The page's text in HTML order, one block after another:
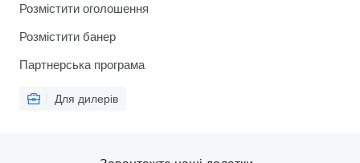
Розмістити оголошення
Розмістити банер
Партнерська програма
Для дилерів